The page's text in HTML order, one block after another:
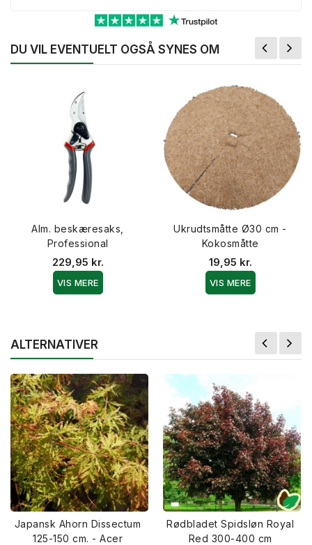
DU VIL EVENTUELT OGSÅ SYNES OM
Alm. beskæresaks,
Professional
229,95 kr.
VIS MERE
Ukrudtsmåtte Ø30 cm -
Kokosmåtte
19,95 kr.
VIS MERE
ALTERNATIVER
Japansk Ahorn Dissectum
125-150 cm. - Acer
Rødbladet Spidsløn Royal
Red 300-400 cm